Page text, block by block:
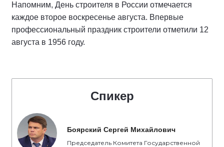
Напомним, День строителя в России отмечается
каждое второе воскресенье августа. Впервые
профессиональный праздник строители отметили 12
августа в 1956 году.
Спикер
Боярский Сергей Михайлович
Председатель Комитета Государственной